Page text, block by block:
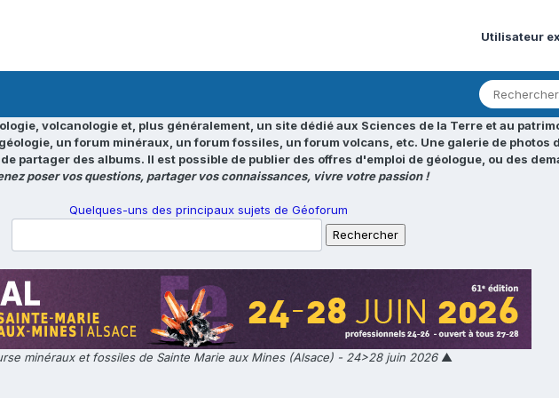
Utilisateur
volcanologie et, plus généralement, un site dédié aux Sciences de la Terre et au
un forum minéraux, un forum fossiles, un forum volcans, etc. Une galerie de photos
partager des albums. Il est possible de publier des offres d'emploi de géologue, ou des
poser vos questions, partager vos connaissances, vivre votre passion !
Quelques-uns des principaux sujets de Géoforum
minéraux et fossiles de Sainte Marie aux Mines (Alsace) - 24>28 juin 2026▲